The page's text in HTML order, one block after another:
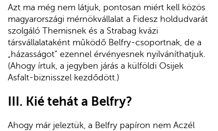
Azt ma még nem látjuk, pontosan miért kell közös
magyarországi mérnökvállalat a Fidesz holdudvarát
szolgáló Themisnek és a Strabag kvázi
társvállalataként működő Belfry-csoportnak, de a
„házasságot” ezennel érvényesnek nyilváníthatjuk.
(Ahogy írtuk, a jegyben járás a külföldi Osijek
Asfalt-biznisszel kezdődött.)
III. Kié tehát a Belfry?
Ahogy már jeleztük, a Belfry papíron nem Aczél